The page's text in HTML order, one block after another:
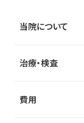
当院について
治療・検査
費用